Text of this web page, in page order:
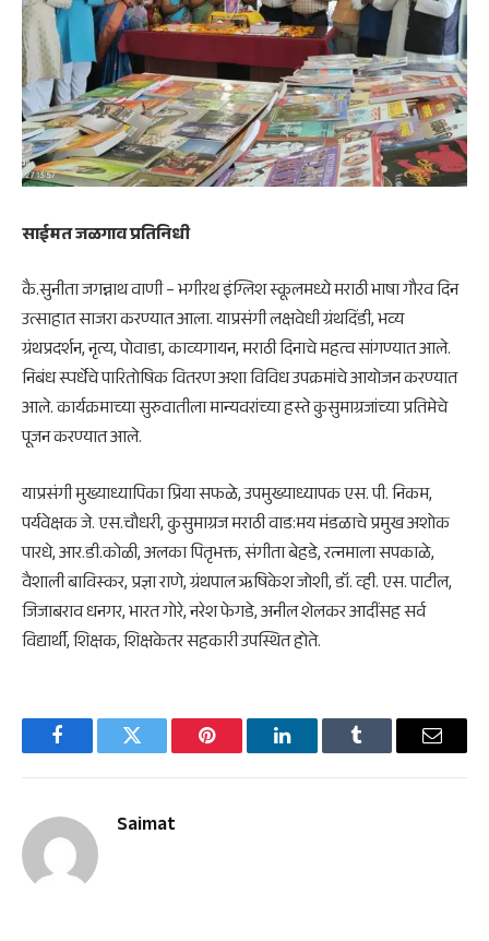
साईमत जळगाव प्रतिनिधी
कै.सुनीता जगन्नाथ वाणी – भगीरथ इंग्लिश स्कूलमध्ये मराठी भाषा गौरव दिन
उत्साहात साजरा करण्यात आला. याप्रसंगी लक्षवेधी ग्रंथदिंडी, भव्य
ग्रंथप्रदर्शन, नृत्य, पोवाडा, काव्यगायन, मराठी दिनाचे महत्व सांगण्यात आले.
निबंध स्पर्धेचे पारितोषिक वितरण अशा विविध उपक्रमांचे आयोजन करण्यात
आले. कार्यक्रमाच्या सुरुवातीला मान्यवरांच्या हस्ते कुसुमाग्रजांच्या प्रतिमेचे
पूजन करण्यात आले.
याप्रसंगी मुख्याध्यापिका प्रिया सफळे, उपमुख्याध्यापक एस. पी. निकम,
पर्यवेक्षक जे. एस.चौधरी, कुसुमाग्रज मराठी वाड:मय मंडळाचे प्रमुख अशोक
पारधे, आर.डी.कोळी, अलका पितृभक्त, संगीता बेहडे, रत्नमाला सपकाळे,
वैशाली बाविस्कर, प्रज्ञा राणे, ग्रंथपाल ऋषिकेश जोशी, डॉ. व्ही. एस. पाटील,
जिजाबराव धनगर, भारत गोरे, नरेश फेगडे, अनील शेलकर आदींसह सर्व
विद्यार्थी, शिक्षक, शिक्षकेतर सहकारी उपस्थित होते.
FacebookTwitter Pinterest LinkedInTumblr Email
Saimat